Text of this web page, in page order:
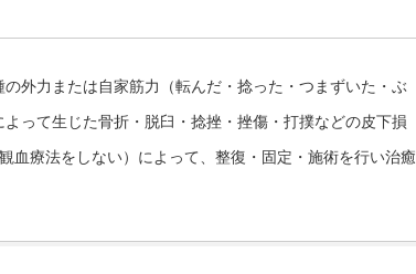
外力または自家筋力（転んだ・捻った・つまずいた・ぶ
って生じた骨折・脱臼・捻挫・挫傷・打撲などの皮下損
血療法をしない）によって、整復・固定・施術を行い治癒